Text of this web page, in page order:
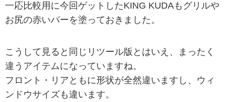
一応比較用に今回ゲットしたKING KUDAもグリルや
お尻の赤いバーを塗っておきました。
こうして見ると同じリツール版とはいえ、まったく
違うアイテムになっていますね。
フロント・リアともに形状が全然違いますし、ウィ
ンドウサイズも違います。